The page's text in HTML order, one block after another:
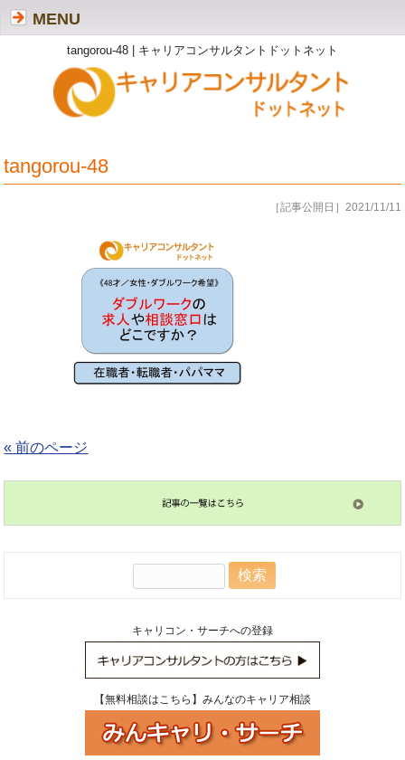
tangorou-48 | キャリアコンサルタントドットネット
MENU
tangorou-48
［記事公開日］2021/11/11
« 前のページ
キャリコン・サーチへの登録
【無料相談はこちら】みんなのキャリア相談